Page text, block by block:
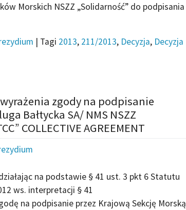
Morskich NSZZ „Solidarność” do podpisania
| Tagi 2013, 211/2013, Decyzja, Decyzja
zgody na podpisanie
Bałtycka SA/ NMS NSZZ
COLLECTIVE AGREEMENT
na podstawie § 41 ust. 3 pkt 6 Statutu
ws. interpretacji § 41
na podpisanie przez Krajową Sekcję Morską